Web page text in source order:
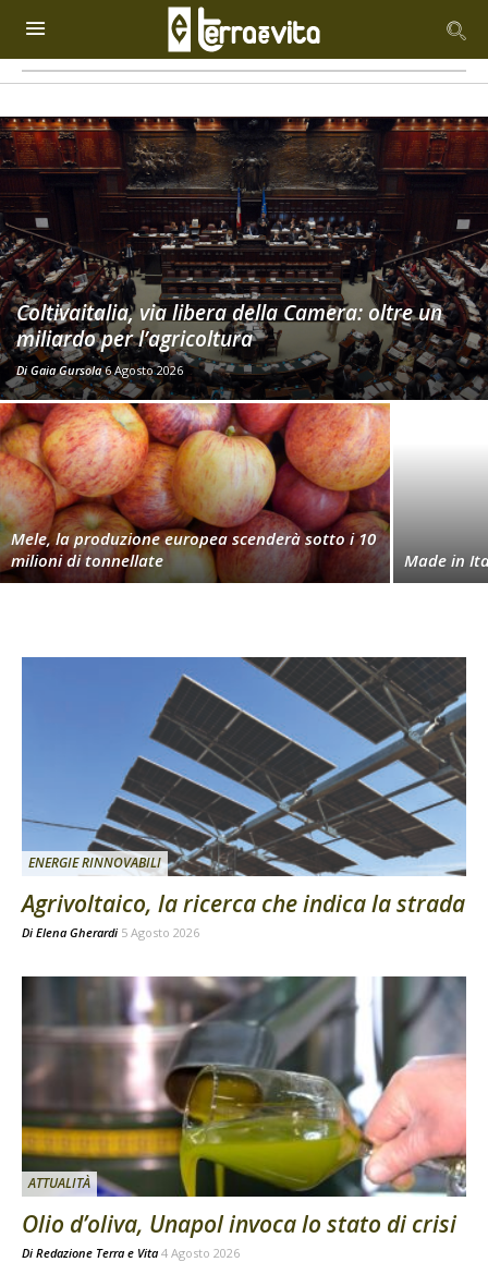
Coltivaitalia, via libera della Camera: oltre un
miliardo per l’agricoltura
DiGaia Gursola 6 Agosto 2026
Mele, la produzione europea scenderà sotto i 10
milioni di tonnellate
Made in
ENERGIE RINNOVABILI
Agrivoltaico, la ricerca che indica la strada
Di Elena Gherardi 5 Agosto 2026
ATTUALITÀ
Olio d’oliva, Unapol invoca lo stato di crisi
Di Redazione Terra e Vita 4 Agosto 2026